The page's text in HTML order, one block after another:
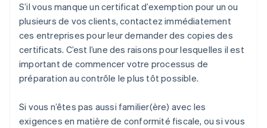
S’il vous manque un certificat d’exemption pour un ou
plusieurs de vos clients, contactez immédiatement
ces entreprises pour leur demander des copies des
certificats. C’est l’une des raisons pour lesquelles il est
important de commencer votre processus de
préparation au contrôle le plus tôt possible.
Si vous n’êtes pas aussi familier(ère) avec les
exigences en matière de conformité fiscale, ou si vous